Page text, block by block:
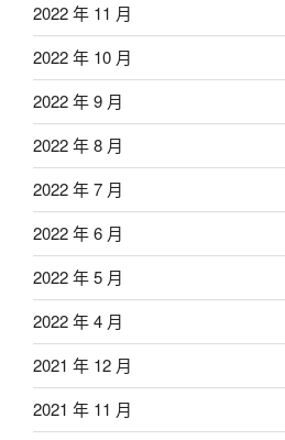
2022 年 11 月
2022 年 10 月
2022 年 9 月
2022 年 8 月
2022 年 7 月
2022 年 6 月
2022 年 5 月
2022 年 4 月
2021 年 12 月
2021 年 11 月